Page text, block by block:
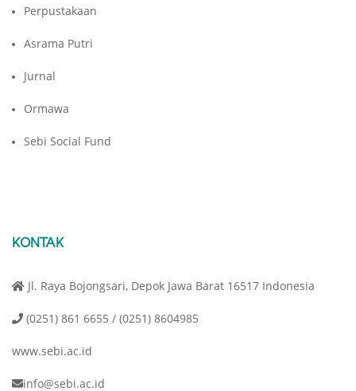
Perpustakaan
Asrama Putri
Jurnal
Ormawa
Sebi Social Fund
KONTAK
Jl. Raya Bojongsari, Depok Jawa Barat 16517 Indonesia
(0251) 861 6655 / (0251) 8604985
www.sebi.ac.id
info@sebi.ac.id